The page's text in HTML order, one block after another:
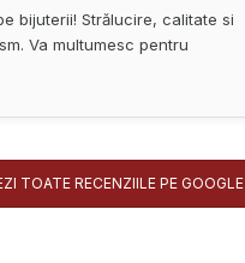
bijuterii! Strălucire, calitate si
Va multumesc pentru
TOATE RECENZIILE PE GOOGLE